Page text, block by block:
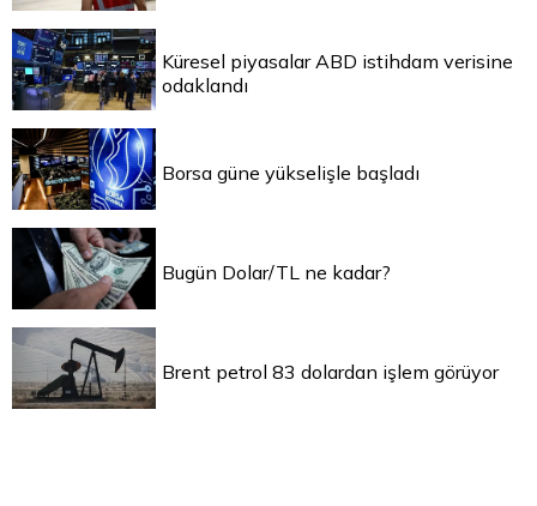
Küresel piyasalar ABD istihdam verisine
odaklandı
Borsa güne yükselişle başladı
Bugün Dolar/TL ne kadar?
Brent petrol 83 dolardan işlem görüyor